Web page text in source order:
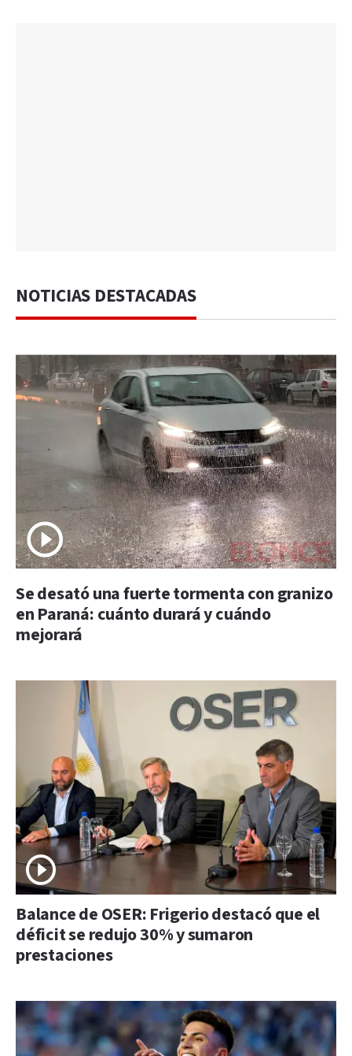
NOTICIAS DESTACADAS
Se desató una fuerte tormenta con granizo
en Paraná: cuánto durará y cuándo
mejorará
Balance de OSER: Frigerio destacó que el
déficit se redujo 30% y sumaron
prestaciones